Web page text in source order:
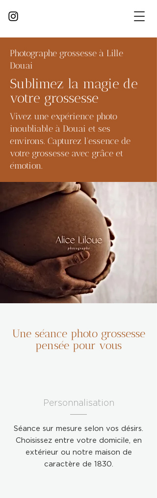
Photographe grossesse à Lille
Douai
Sublimez la magie de
votre grossesse
Vivez une expérience photo
inoubliable à Douai et ses
environs. Capturez l'essence de
votre grossesse avec grâce et
émotion.
Une séance photo grossesse
pensée pour vous
Personnalisation
Séance sur mesure selon vos désirs.
Choisissez entre votre domicile, en
extérieur ou notre maison de
caractère de 1830.